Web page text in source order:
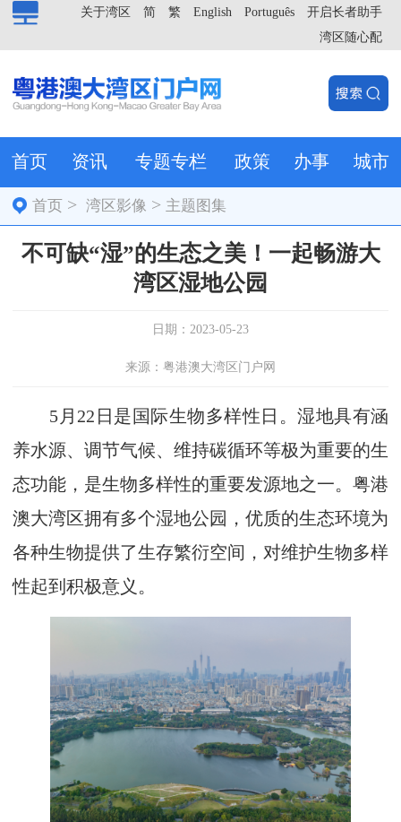
开启长者助手
Português
English
繁
简
关于湾区
湾区随心配
首页 资讯 专题专栏 政策 办事 城市
首页 >湾区影像 > 主题图集
不可缺“湿”的生态之美！一起畅游大
湾区湿地公园
日期：2023-05-23
来源：粤港澳大湾区门户网
5月22日是国际生物多样性日。湿地具有涵
养水源、调节气候、维持碳循环等极为重要的生
态功能，是生物多样性的重要发源地之一。粤港
澳大湾区拥有多个湿地公园，优质的生态环境为
各种生物提供了生存繁衍空间，对维护生物多样
性起到积极意义。